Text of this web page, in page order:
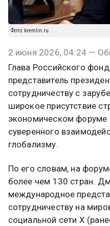
Фото: kremlin.ru
2 июня 2026, 04:24 —
Глава Российского
представитель
сотрудничеству с
широкое присутствие
экономическом
суверенного
глобализму.
По его словам, на
более чем 130 стран.
международное
сотрудничеству на
социальной сети Х